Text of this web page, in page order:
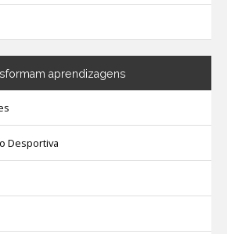
aprendizagens
Desportiva